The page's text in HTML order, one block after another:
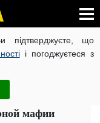
підтверджуєте, що
і погоджуєтеся з
В УКРАЇНІ
ЧИТАТЬ НА РУССКОМ
темной
мафии